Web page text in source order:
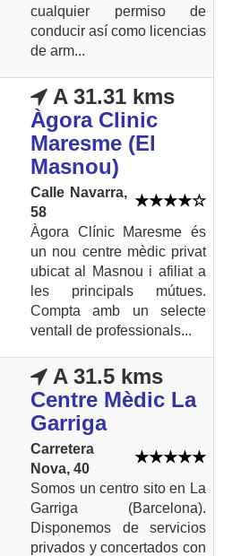
cualquier permiso de
conducir así como licencias
de arm...
A 31.31 kms
Àgora Clinic
Maresme (El
Masnou)
Calle Navarra,
58
Àgora Clínic Maresme és
un nou centre mèdic privat
ubicat al Masnou i afiliat a
les principals mútues.
Compta amb un selecte
ventall de professionals...
A 31.5 kms
Centre Mèdic La
Garriga
Carretera
Nova, 40
Somos un centro sito en La
Garriga (Barcelona).
Disponemos de servicios
privados y concertados con